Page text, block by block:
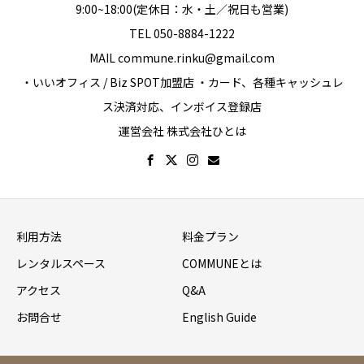
9:00~18:00(定休日：水・土／祝日も営業)
TEL 050-8884-1222
MAIL commune.rinku@gmail.com
・いいオフィス / Biz SPOT加盟店 ・カード、各種キャッシュレ
ス決済対応、インボイス登録店
運営会社 株式会社ひとは
利用方法
料金プラン
レンタルスペース
COMMUNEとは
アクセス
Q&A
お問合せ
English Guide